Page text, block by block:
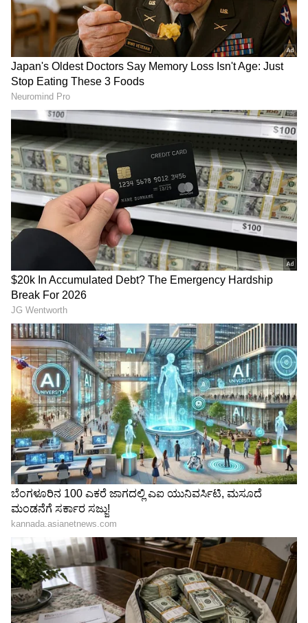
ಬೆಂಗಳೂರಿನ ಯೋಗ ಶಿಕ್ಷಕಿ ಶಶಿಪ್ರಭಾ ದ್ವಿವೇದಿ ಇತ್ತೀಚೆಗೆ
ಸೋಶಿಯಲ್ ಮೀಡಿಯಾದಲ್ಲಿ ವಿಡಿಯೋವೊಂದನ್ನು
ಹಂಚಿಕೊಂಡಿದ್ದಾರೆ. ಸೀರೆಯುಟ್ಟಿರುವ ಅವರು, 9 ತಿಂಗಳ
ಗರ್ಭಿಣಿ. ಈ ಸ್ಥಿತಿಯಲ್ಲೂ ಅವರು ಅದ್ಭುತ ಯೋಗಾಸನಗಳನ್ನು
ಮಾಡಿದ್ದಾರೆ. ಸಾಮಾನ್ಯರು ಮಾಡಲು ಕಷ್ಟಪಡುವ ಚಕ್ರಾಸನ,
ಶೀರ್ಷಾಸನದಂತಹ ಕಠಿಣ ಆಸನಗಳನ್ನು ಅವರು ಮಾಡಿದ್ದಾರೆ.
ಈ ವಿಡಿಯೋ ಈಗ ವೈರಲ್ ಆಗಿದ್ದು, ಸುಮಾರು 2 ಕೋಟಿಗೂ
ಹೆಚ್ಚು (20 ಮಿಲಿಯನ್) ವೀಕ್ಷಣೆ ಪಡೆದಿದೆ. ಅವರ ಫಿಟ್ನೆಸ್
ಮತ್ತು ದೇಹದ ಮೈಕಟ್ಟು ನೋಡಿ ನೆಟ್ಟಿಗರು
ಆಶ್ಚರ್ಯಚಕಿತರಾಗಿದ್ದಾರೆ. ಎಷ್ಟೇ ದೊಡ್ಡ ಯೋಗ ಟೀಚರ್
ಆದರೂ, ಹೆರಿಗೆಗೆ ಕೆಲವೇ ದಿನಗಳಿರುವಾಗ ಇಂತಹ
ಆಸನಗಳನ್ನು ಮಾಡುವುದು ಅಪಾಯಕಾರಿ ಎಂದು ಕೆಲವರು
ಕಮೆಂಟ್ ಮಾಡಿದ್ದಾರೆ.
Related Articles